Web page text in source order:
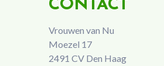
CONTACT
Vrouwen van Nu
Moezel 17
2491 CV Den Haag